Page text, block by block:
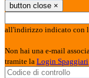
button close ×
all'indirizzo indicato con
Non hai una e-mail
tramite la Login Spaggiari